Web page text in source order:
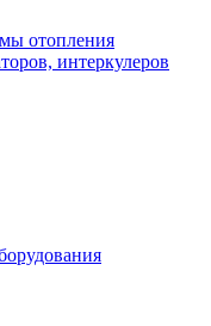
отопления
интеркулеров